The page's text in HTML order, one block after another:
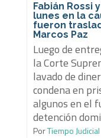
Fabián Rossi
lunes en la
fueron
Marcos Paz
Luego de
la Corte
lavado de
condena en
algunos en el
detención
PorTiempo Judicial